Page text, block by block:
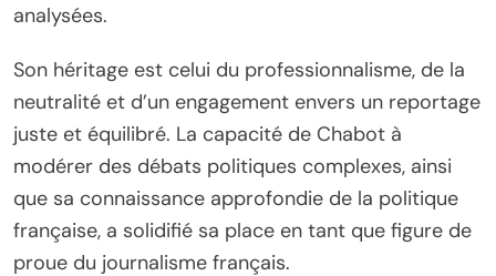
analysées.
Son héritage est celui du professionnalisme, de la
neutralité et d’un engagement envers un reportage
juste et équilibré. La capacité de Chabot à
modérer des débats politiques complexes, ainsi
que sa connaissance approfondie de la politique
française, a solidifié sa place en tant que figure de
proue du journalisme français.